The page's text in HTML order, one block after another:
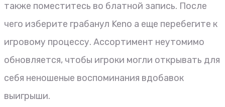
также поместитесь во блатной запись. После
чего изберите грабанул Keno а еще перебегите к
игровому процессу. Ассортимент неутомимо
обновляется, чтобы игроки могли открывать для
себя неношеные воспоминания вдобавок
выигрыши.